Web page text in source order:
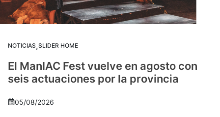
NOTICIAS,SLIDER HOME
El ManIAC Fest vuelve en agosto con
seis actuaciones por la provincia
05/08/2026